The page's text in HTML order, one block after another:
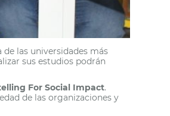
las universidades más
sus estudios podrán
For Social Impact.
de las organizaciones y